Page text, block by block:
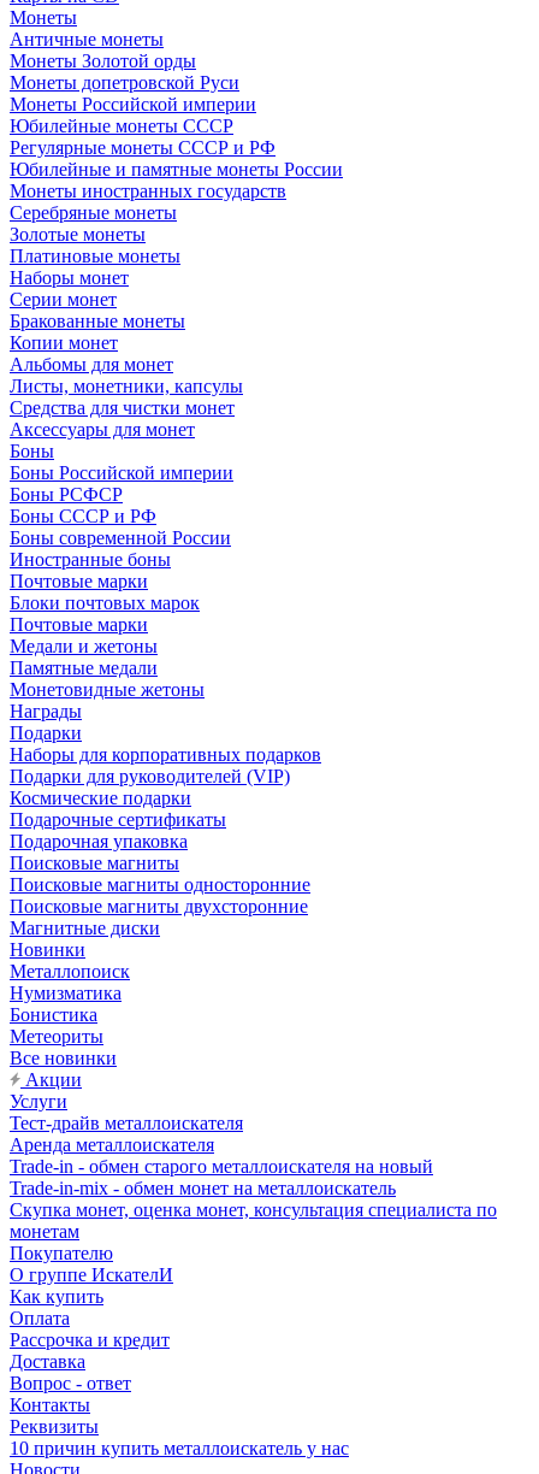
Монеты
Античные монеты
Монеты Золотой орды
Монеты допетровской Руси
Монеты Российской империи
Юбилейные монеты СССР
Регулярные монеты СССР и РФ
Юбилейные и памятные монеты России
Монеты иностранных государств
Серебряные монеты
Золотые монеты
Платиновые монеты
Наборы монет
Серии монет
Бракованные монеты
Копии монет
Альбомы для монет
Листы, монетники, капсулы
Средства для чистки монет
Аксессуары для монет
Боны
Боны Российской империи
Боны РСФСР
Боны СССР и РФ
Боны современной России
Иностранные боны
Почтовые марки
Блоки почтовых марок
Почтовые марки
Медали и жетоны
Памятные медали
Монетовидные жетоны
Награды
Подарки
Наборы для корпоративных подарков
Подарки для руководителей (VIP)
Космические подарки
Подарочные сертификаты
Подарочная упаковка
Поисковые магниты
Поисковые магниты односторонние
Поисковые магниты двухсторонние
Магнитные диски
Новинки
Металлопоиск
Нумизматика
Бонистика
Метеориты
Все новинки
Акции
Услуги
Тест-драйв металлоискателя
Аренда металлоискателя
Trade-in - обмен старого металлоискателя на новый
Trade-in-mix - обмен монет на металлоискатель
Скупка монет, оценка монет, консультация специалиста по
монетам
Покупателю
О группе ИскателИ
Как купить
Оплата
Рассрочка и кредит
Доставка
Вопрос - ответ
Контакты
Реквизиты
10 причин купить металлоискатель у нас
Новости